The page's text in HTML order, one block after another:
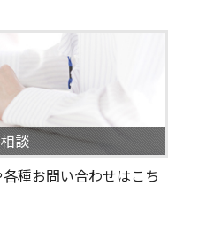
談
種お問い合わせはこち